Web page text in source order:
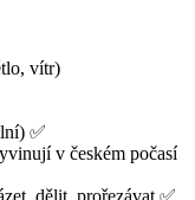
vítr)
✅
v českém počasí